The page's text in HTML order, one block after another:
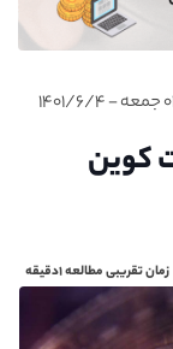
۶/۴
کوین
زمان تقریبی مطالعه۱دقیقه